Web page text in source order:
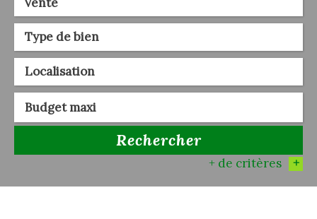
Rechercher
+ de critères +